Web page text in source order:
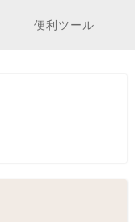
便利ツール